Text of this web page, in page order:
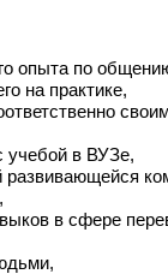
опыта по
на практике,
учебой в ВУЗе,
в сфере